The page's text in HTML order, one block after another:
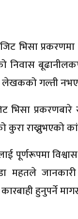
भिसा
निवास
लेखकको गल्ती
भिसा
राख्नुभएको
महतले
हुनुपर्ने